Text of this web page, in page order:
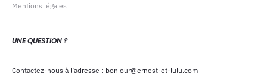
Mentions légales
UNE QUESTION ?
Contactez-nous à l’adresse : bonjour@ernest-et-lulu.com